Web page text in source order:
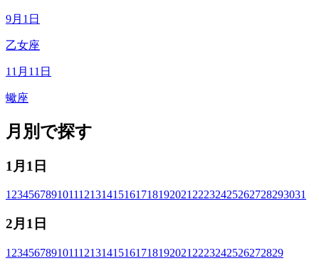
9月1日
乙女座
11月11日
蠍座
月別で探す
1月1日
1 23456789101112131415161718192021 22232425262728293031
2月1日
1 23456789101112131415161718192021 2223242526272829